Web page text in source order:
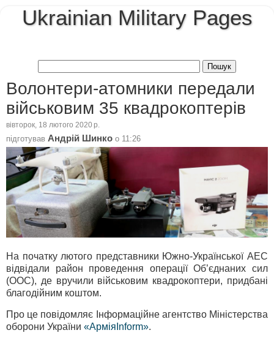
Ukrainian Military Pages
Волонтери-атомники передали
військовим 35 квадрокоптерів
вівторок, 18 лютого 2020 р.
підготував Андрій Шинко о 11:26
На початку лютого представники Южно-Української АЕС
відвідали район проведення операції Об’єднаних сил
(ООС), де вручили військовим квадрокоптери, придбані
благодійним коштом.
Про це повідомляє Інформаційне агентство Міністерства
оборони України «АрміяInform».